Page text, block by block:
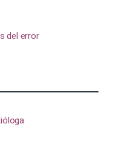
del error